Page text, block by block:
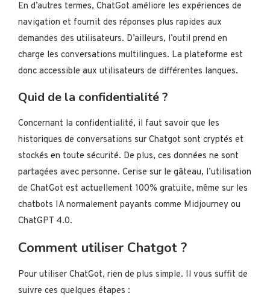
En d’autres termes, ChatGot améliore les expériences de
navigation et fournit des réponses plus rapides aux
demandes des utilisateurs. D’ailleurs, l’outil prend en
charge les conversations multilingues. La plateforme est
donc accessible aux utilisateurs de différentes langues.
Quid de la confidentialité ?
Concernant la confidentialité, il faut savoir que les
historiques de conversations sur Chatgot sont cryptés et
stockés en toute sécurité. De plus, ces données ne sont
partagées avec personne. Cerise sur le gâteau, l’utilisation
de ChatGot est actuellement 100% gratuite, même sur les
chatbots IA normalement payants comme Midjourney ou
ChatGPT 4.0.
Comment utiliser Chatgot ?
Pour utiliser ChatGot, rien de plus simple. Il vous suffit de
suivre ces quelques étapes :